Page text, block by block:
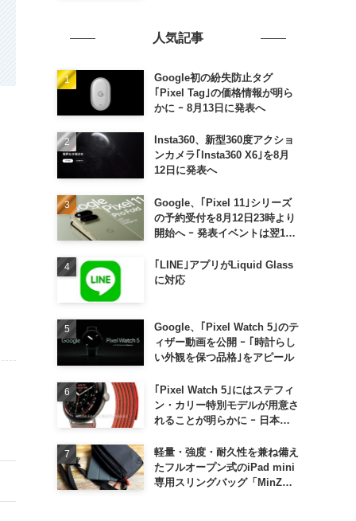
人気記事
Google初の紛失防止タグ
｢Pixel Tag｣の価格情報が明ら
かに ｰ 8月13日に発表へ
Insta360、新型360度アクショ
ンカメラ｢Insta360 X6｣を8月
12日に発表へ
Google、｢Pixel 11｣シリーズ
の予約受付を8月12日23時より
開始へ ｰ 発表イベントは翌13
｢LINE｣アプリがLiquid Glass
に対応
Google、｢Pixel Watch 5｣のテ
ィザー動画を公開 ｰ ｢時計らし
い外観を保つ品格｣をアピール
｢Pixel Watch 5｣にはステフィ
ン・カリー特別モデルが用意さ
れることが明らかに ｰ 日本で
う
軽量・強度・耐久性を兼ね備え
たフルオープン式のiPad mini
専用スリングバッグ「MinZ